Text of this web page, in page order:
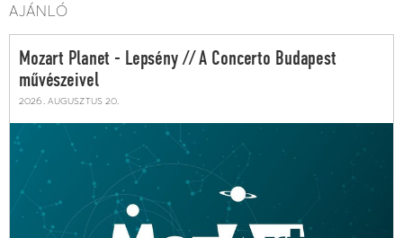
AJÁNLÓ
Mozart Planet - Lepsény // A Concerto Budapest
művészeivel
2026. augusztus 20.